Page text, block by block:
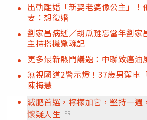
出軌離婚「新娶老婆像公主」
妻：想復婚
劉家昌病逝／胡瓜難忘當年劉
主持搭機驚魂記
更多最新熱門議題：中聯致癌油
無視國道2警示燈！37歲男駕車
陳梅慧
減肥首選，檸檬加它，堅持一週
懷疑人生 PR